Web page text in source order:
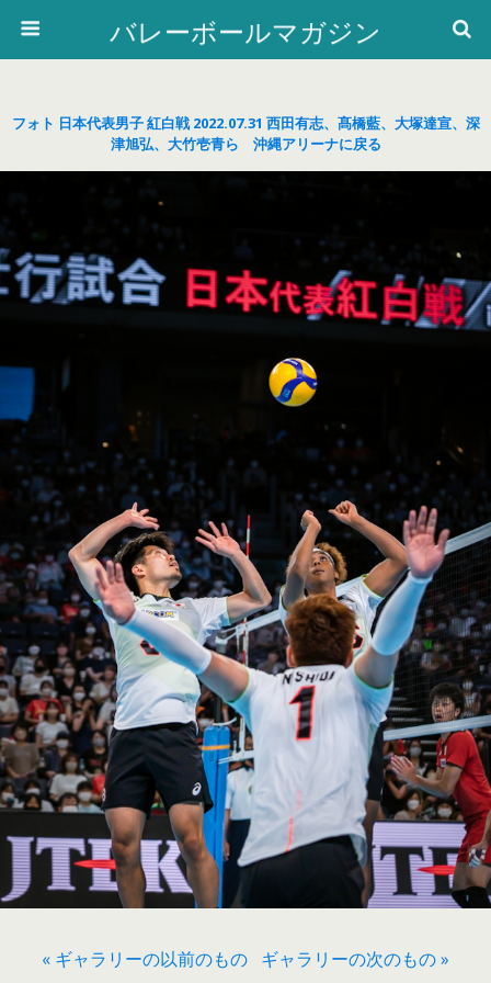
バレーボールマガジン
フォト 日本代表男子 紅白戦 2022.07.31 西田有志、髙橋藍、大塚達宣、深
津旭弘、大竹壱青ら 沖縄アリーナに戻る
« ギャラリーの以前のもの ギャラリーの次のもの »